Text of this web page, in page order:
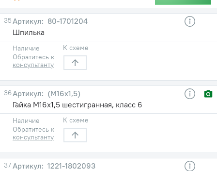
35
80-1701204
Шпилька
Наличие
Обратитесь к
консультанту
К схеме
36
(М16х1,5)
Гайка М16х1,5 шестигранная, класс 6
Наличие
Обратитесь к
консультанту
К схеме
37
1221-1802093